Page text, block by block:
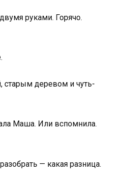
руками. Горячо.
старым деревом и чуть-
Маша. Или вспомнила.
— какая разница.